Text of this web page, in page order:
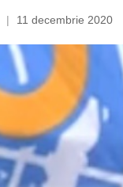
| 11 decembrie 2020